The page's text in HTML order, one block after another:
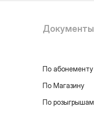
Документы
По абонементу
По Магазину
По розыгрышам